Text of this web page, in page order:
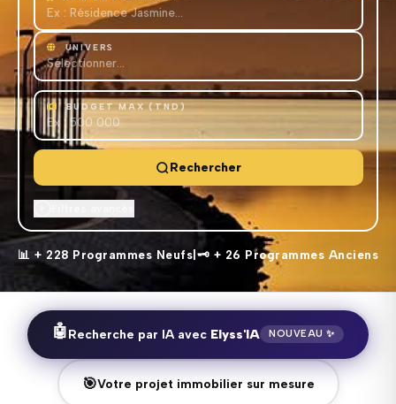
UNIVERS
BUDGET MAX (TND)
Rechercher
TYPE DE BIEN
ÉQUIPEMENTS
📊 + 228 Programmes Neufs|🗝️ + 26 Programmes Anciens
🤖Recherche par IA avec Elyss'IA NOUVEAU ✨
🎯Votre projet immobilier sur mesure